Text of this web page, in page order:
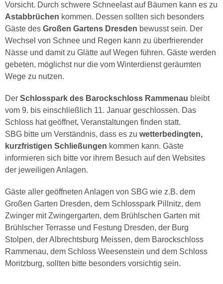
Vorsicht. Durch schwere Schneelast auf Bäumen kann es zu
Astabbrüchen kommen. Dessen sollten sich besonders
Gäste des Großen Gartens Dresden bewusst sein. Der
Wechsel von Schnee und Regen kann zu überfrierender
Nässe und damit zu Glätte auf Wegen führen. Gäste werden
gebeten, möglichst nur die vom Winterdienst geräumten
Wege zu nutzen.
Der Schlosspark des Barockschloss Rammenau bleibt
vom 9. bis einschließlich 11. Januar geschlossen. Das
Schloss hat geöffnet, Veranstaltungen finden statt.
SBG bitte um Verständnis, dass es zu wetterbedingten,
kurzfristigen Schließungen kommen kann. Gäste
informieren sich bitte vor ihrem Besuch auf den Websites
der jeweiligen Anlagen.
Gäste aller geöffneten Anlagen von SBG wie z.B. dem
Großen Garten Dresden, dem Schlosspark Pillnitz, dem
Zwinger mit Zwingergarten, dem Brühlschen Garten mit
Brühlscher Terrasse und Festung Dresden, der Burg
Stolpen, der Albrechtsburg Meissen, dem Barockschloss
Rammenau, dem Schloss Weesenstein und dem Schloss
Moritzburg, sollten bitte besonders vorsichtig sein.